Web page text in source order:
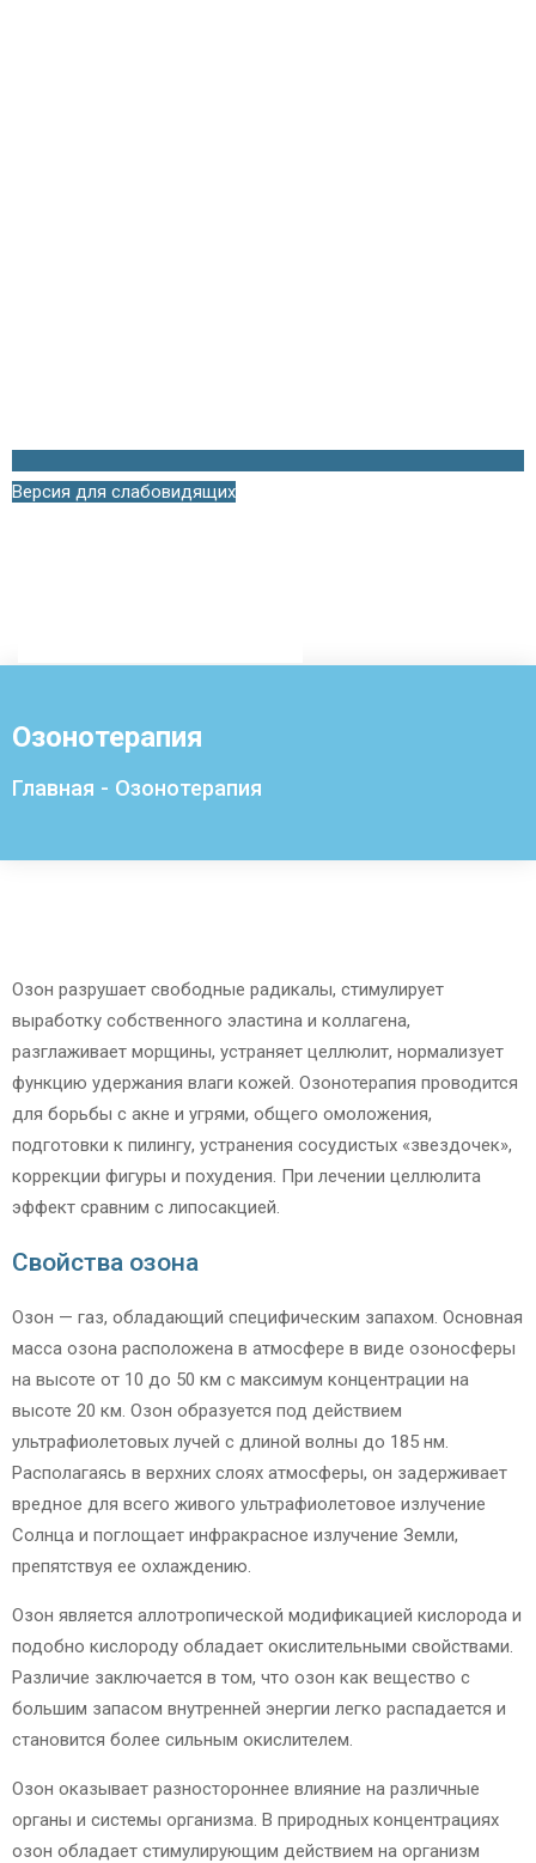
Версия для слабовидящих
Озонотерапия
Главная - Озонотерапия
Озон разрушает свободные радикалы, стимулирует
выработку собственного эластина и коллагена,
разглаживает морщины, устраняет целлюлит, нормализует
функцию удержания влаги кожей. Озонотерапия проводится
для борьбы с акне и угрями, общего омоложения,
подготовки к пилингу, устранения сосудистых «звездочек»,
коррекции фигуры и похудения. При лечении целлюлита
эффект сравним с липосакцией.
Свойства озона
Озон — газ, обладающий специфическим запахом. Основная
масса озона расположена в атмосфере в виде озоносферы
на высоте от 10 до 50 км с максимум концентрации на
высоте 20 км. Озон образуется под действием
ультрафиолетовых лучей с длиной волны до 185 нм.
Располагаясь в верхних слоях атмосферы, он задерживает
вредное для всего живого ультрафиолетовое излучение
Солнца и поглощает инфракрасное излучение Земли,
препятствуя ее охлаждению.
Озон является аллотропической модификацией кислорода и
подобно кислороду обладает окислительными свойствами.
Различие заключается в том, что озон как вещество с
большим запасом внутренней энергии легко распадается и
становится более сильным окислителем.
Озон оказывает разностороннее влияние на различные
органы и системы организма. В природных концентрациях
озон обладает стимулирующим действием на организм